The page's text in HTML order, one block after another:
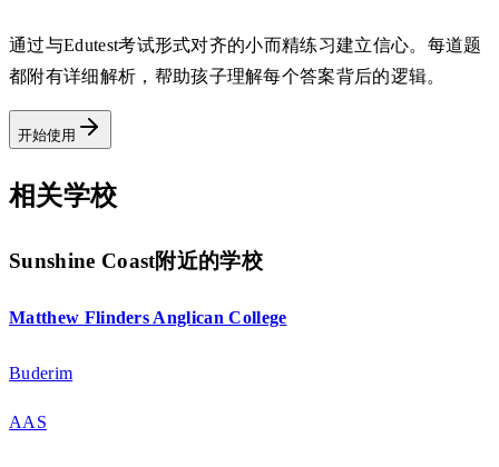
通过与Edutest考试形式对齐的小而精练习建立信心。每道题
都附有详细解析，帮助孩子理解每个答案背后的逻辑。
开始使用
相关学校
Sunshine Coast附近的学校
Matthew Flinders Anglican College
Buderim
AAS